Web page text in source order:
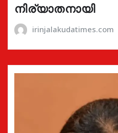
നിര്യാതനായി
irinjalakudatimes.com